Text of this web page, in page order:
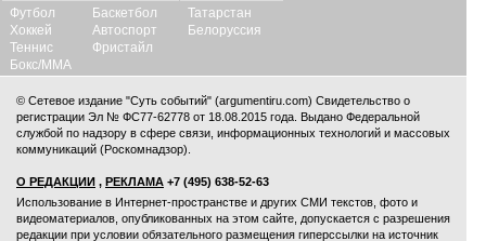
Футбол
Хоккей
Теннис
Бокс/ММА
Баскетбол
Автоспорт
Фристайл
Татарстан
Белоруссия
© Сетевое издание "Суть событий" (argumentiru.com) Свидетельство о
регистрации Эл № ФС77-62778 от 18.08.2015 года. Выдано Федеральной
службой по надзору в сфере связи, информационных технологий и массовых
коммуникаций (Роскомнадзор).
О РЕДАКЦИИ , РЕКЛАМА +7 (495) 638-52-63
Использование в Интернет-пространстве и других СМИ текстов, фото и
видеоматериалов, опубликованных на этом сайте, допускается с разрешения
редакции при условии обязательного размещения гиперссылки на источник